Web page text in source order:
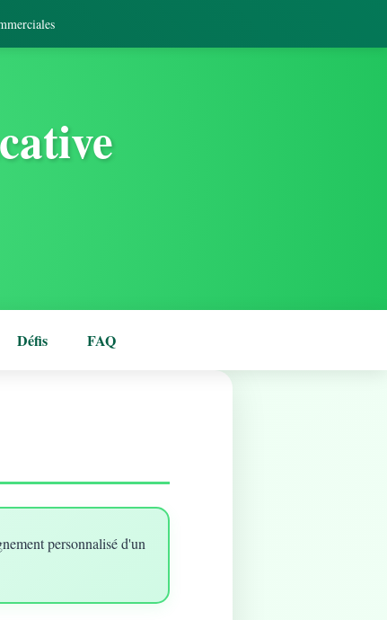
Défis FAQ
personnalisé d'un